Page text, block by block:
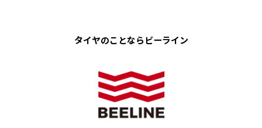
タイヤのことならビーライン